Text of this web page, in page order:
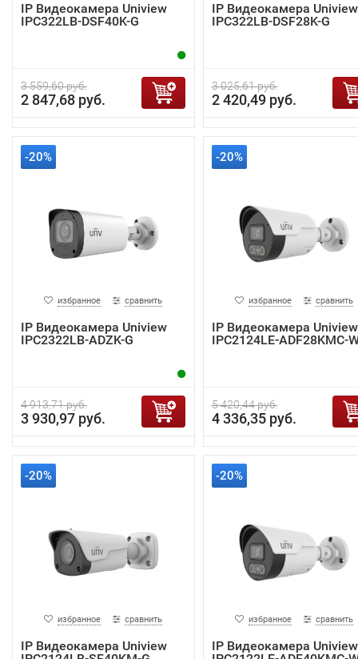
IP Видеокамера Uniview
IPC322LB-DSF40K-G
3 559,60 руб.
2 847,68 руб.
IP Видеокамера Uniview
IPC322LB-DSF28K-G
3 025,61 руб.
2 420,49 руб.
-20%
избранное сравнить
IP Видеокамера Uniview
IPC2322LB-ADZK-G
4 913,71 руб.
3 930,97 руб.
-20%
избранное сравнить
IP Видеокамера Uniview
IPC2124LE-ADF28KMC-
5 420,44 руб.
4 336,35 руб.
-20%
избранное сравнить
IP Видеокамера Uniview
-20%
избранное сравнить
IP Видеокамера Uniview